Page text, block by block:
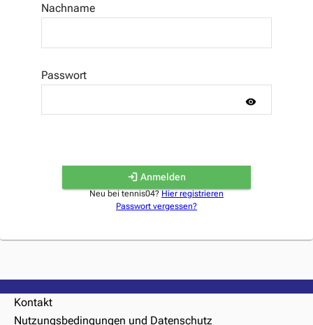
Nachname
Passwort
Anmelden
Neu bei tennis04?Hier registrieren
Passwort vergessen?
Kontakt
Nutzungsbedingungen und Datenschutz